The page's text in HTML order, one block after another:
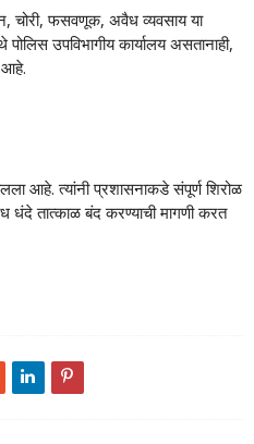
चोरी, फसवणूक, अवैध व्यवसाय या
उपविभागीय कार्यालय असतानाही,
आहे.
आहे. त्यांनी प्रशासनाकडे संपूर्ण शिरोळ
धंदे तात्काळ बंद करण्याची मागणी करत